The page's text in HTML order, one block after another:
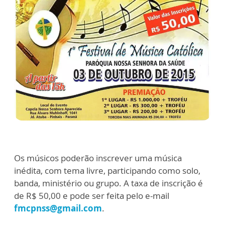
Os músicos poderão inscrever uma música
inédita, com tema livre, participando como solo,
banda, ministério ou grupo. A taxa de inscrição é
de R$ 50,00 e pode ser feita pelo e-mail
fmcpnss@gmail.com.